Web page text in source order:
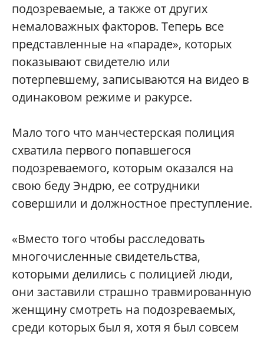
подозреваемые, а также от других
немаловажных факторов. Теперь все
представленные на «параде», которых
показывают свидетелю или
потерпевшему, записываются на видео в
одинаковом режиме и ракурсе.
Мало того что манчестерская полиция
схватила первого попавшегося
подозреваемого, которым оказался на
свою беду Эндрю, ее сотрудники
совершили и должностное преступление.
«Вместо того чтобы расследовать
многочисленные свидетельства,
которыми делились с полицией люди,
они заставили страшно травмированную
женщину смотреть на подозреваемых,
среди которых был я, хотя я был совсем